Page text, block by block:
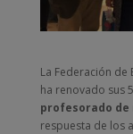
La Federación de
ha renovado sus
profesorado
respuesta de los